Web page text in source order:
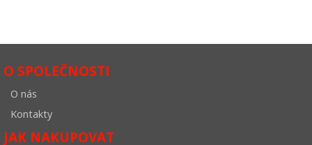
O SPOLEČNOSTI
O nás
Kontakty
JAK NAKUPOVAT